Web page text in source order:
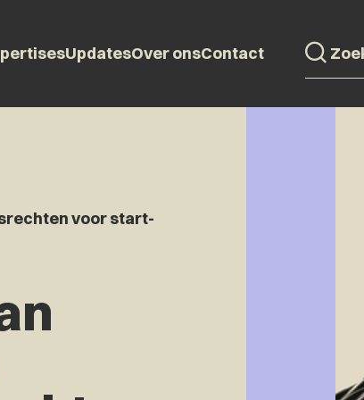
UpdatesOver onsContact
voor start-